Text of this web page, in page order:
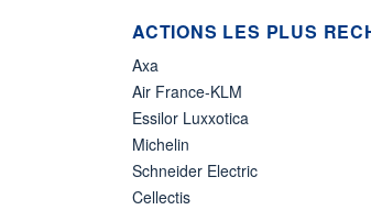
ACTIONS LES PLUS
Axa
Air France-KLM
Essilor Luxxotica
Michelin
Schneider Electric
Cellectis